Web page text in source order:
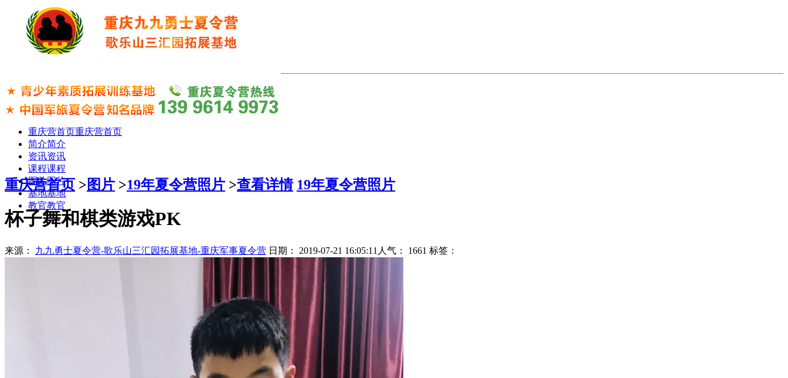
重庆营首页重庆营首页
简介简介
资讯资讯
课程课程
图片图片
基地基地
教官教官
重庆营首页 >图片 >19年夏令营照片 >查看详情 19年夏令营照片
杯子舞和棋类游戏PK
来源： 九九勇士夏令营-歌乐山三汇园拓展基地-重庆军事夏令营 日期： 2019-07-21 16:05:11人气： 1661 标签：